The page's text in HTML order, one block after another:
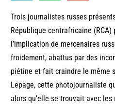
Trois journalistes russes
République centrafricaine
l’implication de mercenaires
froidement, abattus par des
piétine et fait craindre le même
Lepage, cette photojournaliste
alors qu’elle se trouvait avec